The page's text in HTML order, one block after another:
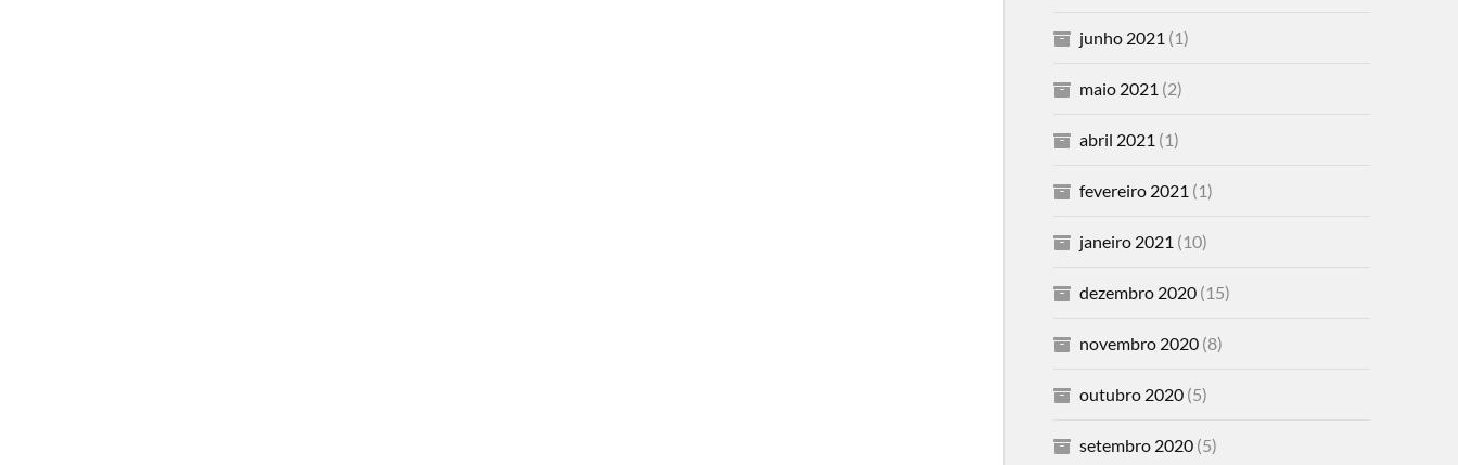
junho 2021 (1)
maio 2021 (2)
abril 2021 (1)
fevereiro 2021 (1)
janeiro 2021 (10)
dezembro 2020(15)
novembro 2020(8)
outubro 2020(5)
setembro 2020(5)